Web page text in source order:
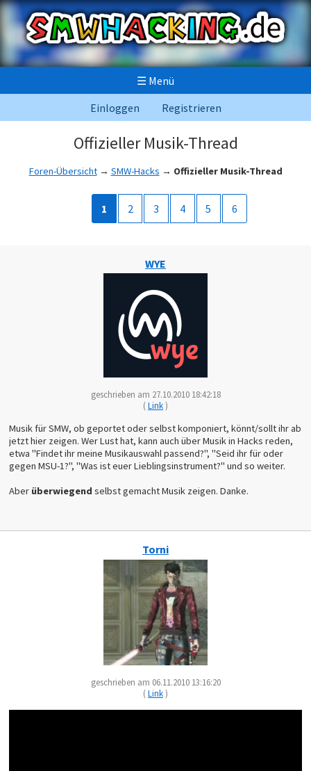
☰ Menü
Einloggen
Registrieren
Offizieller Musik-Thread
Foren-Übersicht→ SMW-Hacks → Offizieller Musik-Thread
1 2 3 4 5 6
WYE
geschrieben am 27.10.2010 18:42:18
(Link)
Musik für SMW, ob geportet oder selbst komponiert, könnt/sollt ihr ab
jetzt hier zeigen. Wer Lust hat, kann auch über Musik in Hacks reden,
etwa "Findet ihr meine Musikauswahl passend?", "Seid ihr für oder
gegen MSU-1?", "Was ist euer Lieblingsinstrument?" und so weiter.
Aber überwiegend selbst gemacht Musik zeigen. Danke.
Torni
geschrieben am 06.11.2010 13:16:20
(Link)